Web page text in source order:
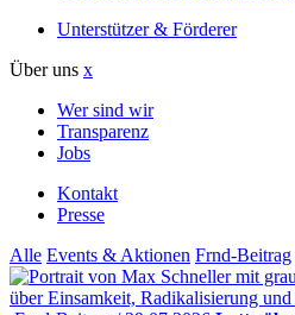
Unterstützer & Förderer
Über uns x
Wer sind wir
Transparenz
Jobs
Kontakt
Presse
Alle Events & Aktionen Frnd-Beitrag
über Einsamkeit, Radikalisierung